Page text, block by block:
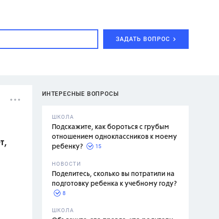
ЗАДАТЬ ВОПРОС
ИНТЕРЕСНЫЕ ВОПРОСЫ
ШКОЛА
Подскажите, как бороться с грубым
отношением одноклассников к моему
ребенку?
15
НОВОСТИ
Поделитесь, сколько вы потратили на
подготовку ребенка к учебному году?
8
ШКОЛА